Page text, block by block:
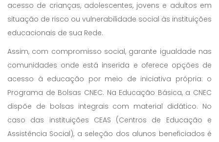
acesso de crianças, adolescentes, jovens e adultos em
situação de risco ou vulnerabilidade social às instituições
educacionais de sua Rede.
Assim, com compromisso social, garante igualdade nas
comunidades onde está inserida e oferece opções de
acesso à educação por meio de iniciativa própria: o
Programa de Bolsas CNEC. Na Educação Básica, a CNEC
dispõe de bolsas integrais com material didático. No
caso das instituições CEAS (Centros de Educação e
Assistência Social), a seleção dos alunos beneficiados é